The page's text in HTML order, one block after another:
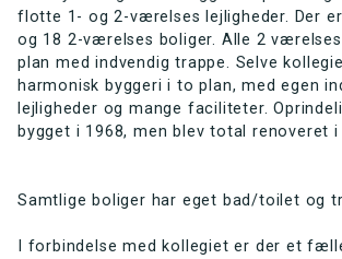
flotte 1- og 2-værelses lejligheder. Der
og 18 2-værelses boliger. Alle 2
plan med indvendig trappe. Selve
harmonisk byggeri i to plan, med egen
lejligheder og mange faciliteter.
bygget i 1968, men blev total renoveret i
Samtlige boliger har eget bad/toilet og
I forbindelse med kollegiet er der et